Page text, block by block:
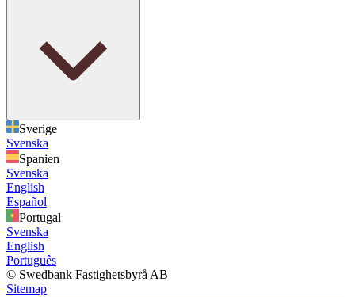
Sverige
Svenska
Spanien
Svenska
English
Español
Portugal
Svenska
English
Português
© Swedbank Fastighetsbyrå AB
Sitemap